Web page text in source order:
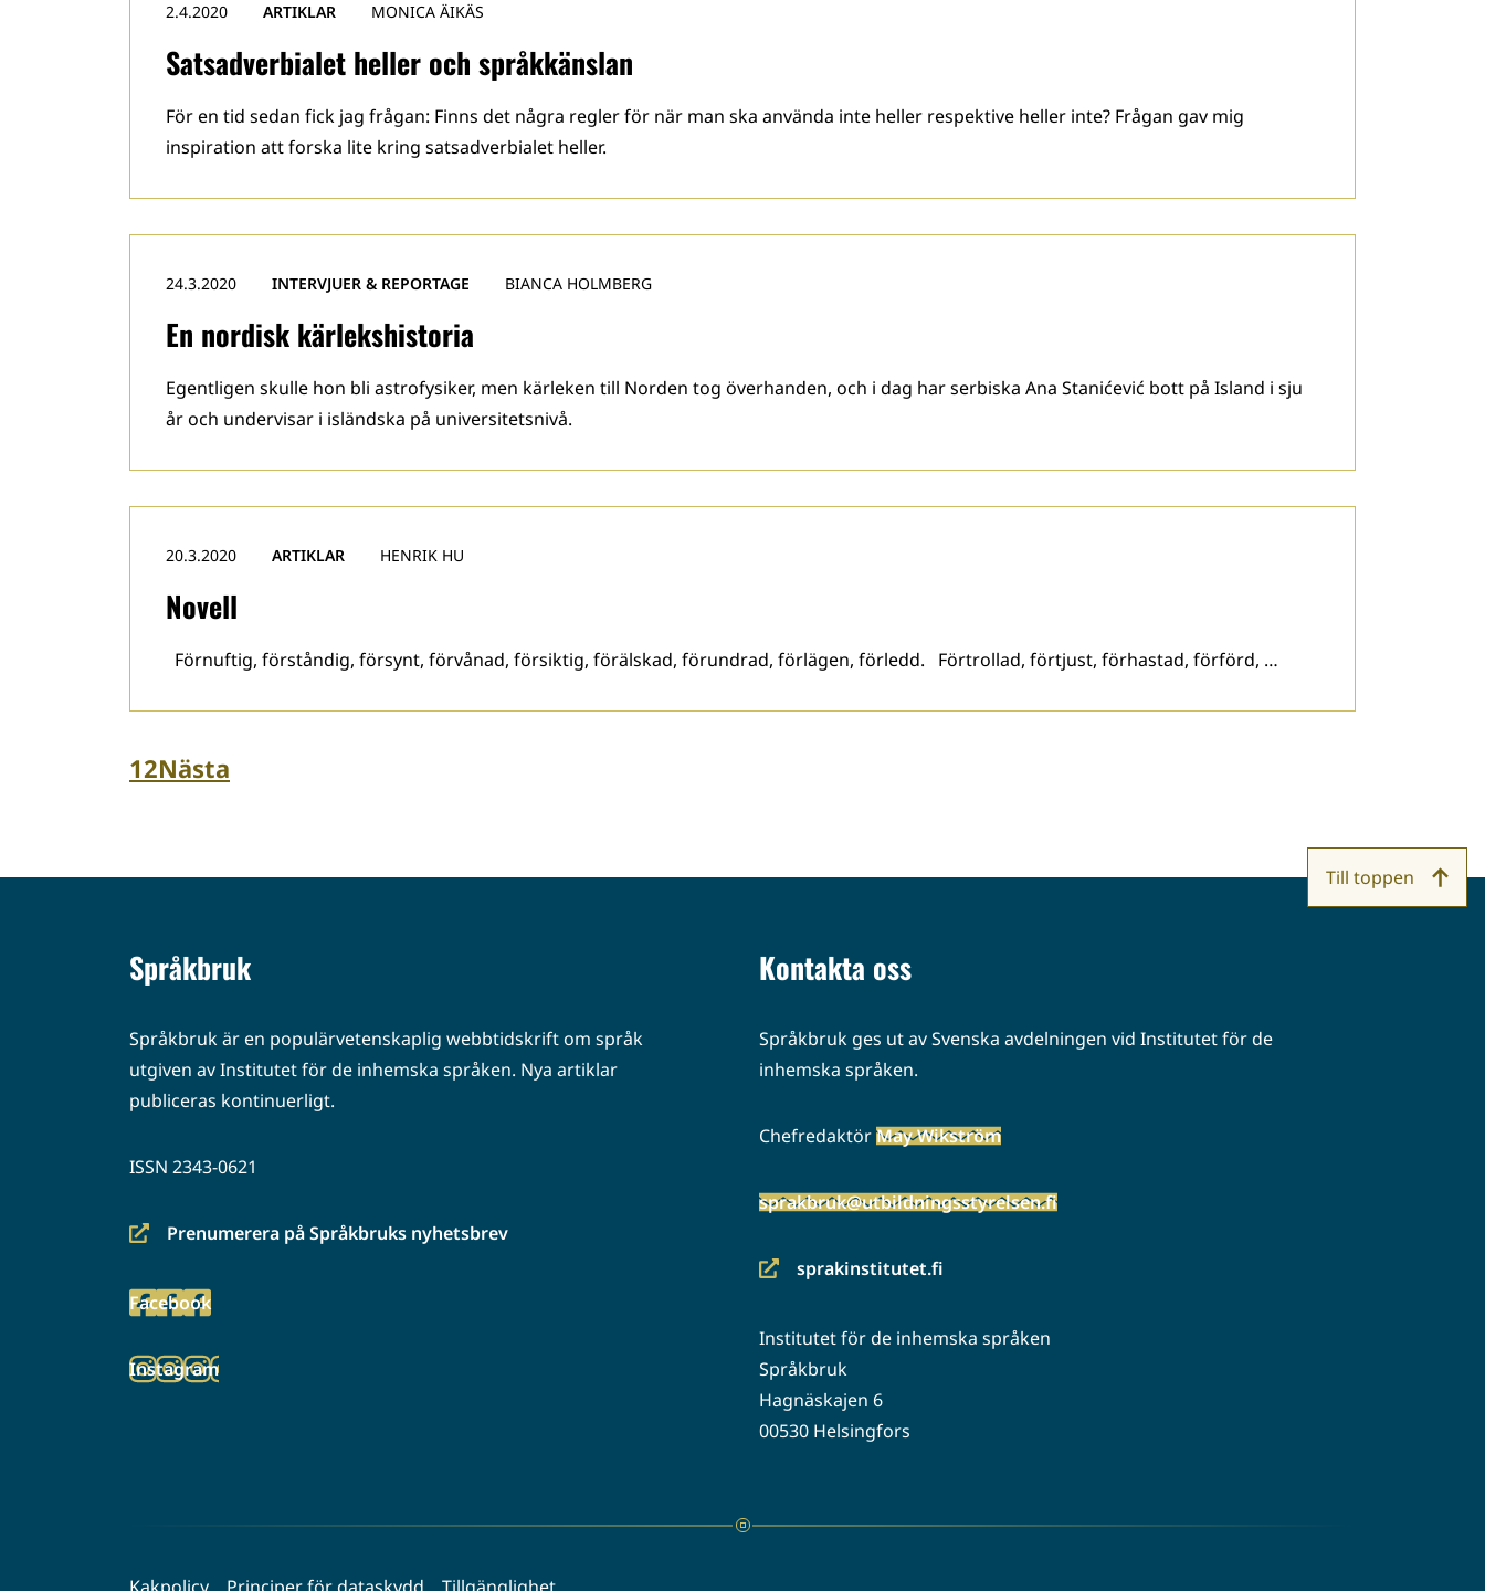
Satsadverbialet heller och språkkänslan
2.4.2020 ARTIKLAR MONICA ÄIKÄS
För en tid sedan fick jag frågan: Finns det några regler för när man ska använda inte heller respektive heller inte? Frågan gav mig
inspiration att forska lite kring satsadverbialet heller.
En nordisk kärlekshistoria
24.3.2020 INTERVJUER & REPORTAGE BIANCA HOLMBERG
Egentligen skulle hon bli astrofysiker, men kärleken till Norden tog överhanden, och i dag har serbiska Ana Stanićević bott på Island i sju
år och undervisar i isländska på universitetsnivå.
Novell
20.3.2020 ARTIKLAR HENRIK HU
Förnuftig, förståndig, försynt, förvånad, försiktig, förälskad, förundrad, förlägen, förledd. Förtrollad, förtjust, förhastad, förförd, …
12Nästa
Språkbruk
Språkbruk är en populärvetenskaplig webbtidskrift om språk
utgiven av Institutet för de inhemska språken. Nya artiklar
publiceras kontinuerligt.
ISSN 2343-0621
Prenumerera på Språkbruks nyhetsbrev
(siirryt
palveluun)
Facebook
(siirryt
palveluun)
Instagram
(siirryt
Kontakta oss
Språkbruk ges ut av Svenska avdelningen vid Institutet för de
inhemska språken.
ChefredaktörMay Wikström
sprakbruk@utbildningsstyrelsen.fi
sprakinstitutet.fi
(siirryt
palveluun)
Institutet för de inhemska språken
Språkbruk
Hagnäskajen 6
00530 Helsingfors
Till toppen